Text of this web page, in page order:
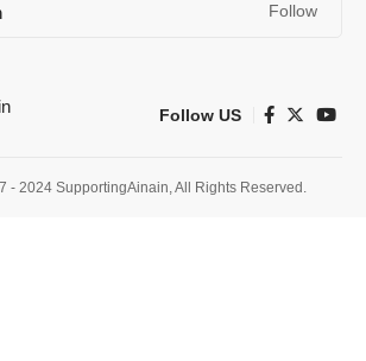
Follow
Follow US
- 2024 SupportingAinain, All Rights Reserved.